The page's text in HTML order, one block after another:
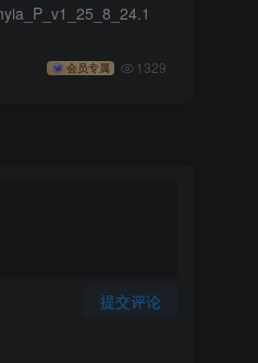
会员专属 1329
提交评论